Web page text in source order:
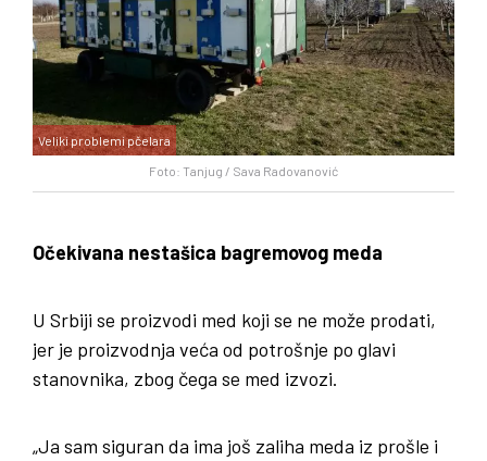
Foto: Tanjug / Sava Radovanović
Veliki problemi pčelara
Očekivana nestašica bagremovog meda
U Srbiji se proizvodi med koji se ne može prodati,
jer je proizvodnja veća od potrošnje po glavi
stanovnika, zbog čega se med izvozi.
„Ja sam siguran da ima još zaliha meda iz prošle i